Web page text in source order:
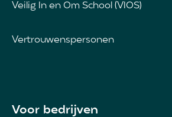
Veilig In en Om School (VIOS)
Vertrouwenspersonen
Voor bedrijven